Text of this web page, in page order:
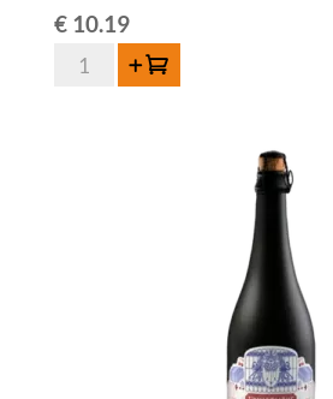
€10.19
Lambiek
Add to cart